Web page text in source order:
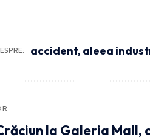
accident, aleea
la Galeria Mall,